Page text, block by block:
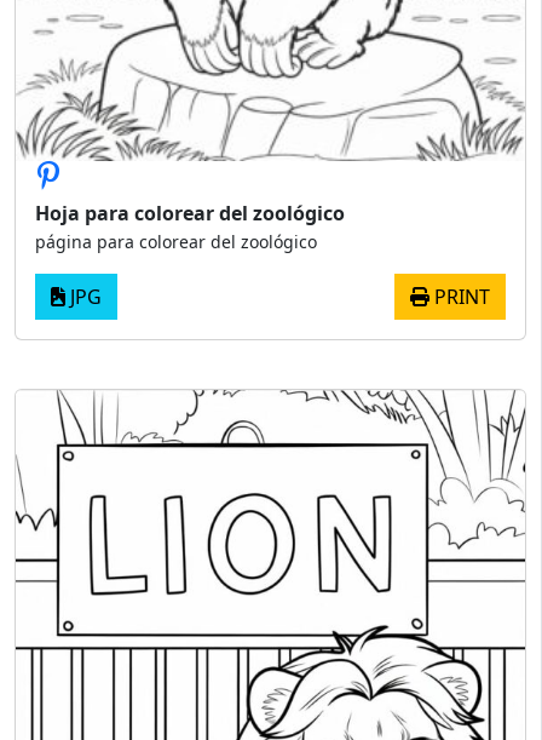
Hoja para colorear del zoológico
página para colorear del zoológico
JPG PRINT